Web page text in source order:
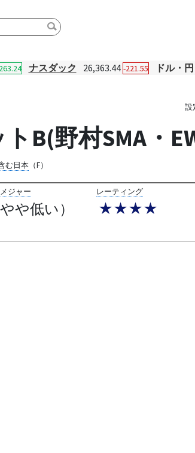
ナスダック 26,363.44 -221.55 ドル・円
設
B(野村SMA・
む日本（F）
ジャー
や低い）
レーティング
★★★★